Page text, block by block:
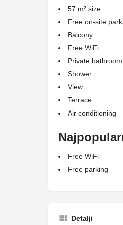
57 m² size
Free on-site
Balcony
Free WiFi
Private bathroom
Shower
View
Terrace
Air conditioning
Free WiFi
Free parking
Detalji